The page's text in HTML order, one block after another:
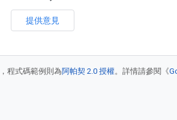
提供意見
，程式碼範例則為阿帕契 2.0 授權。詳情請參閱《